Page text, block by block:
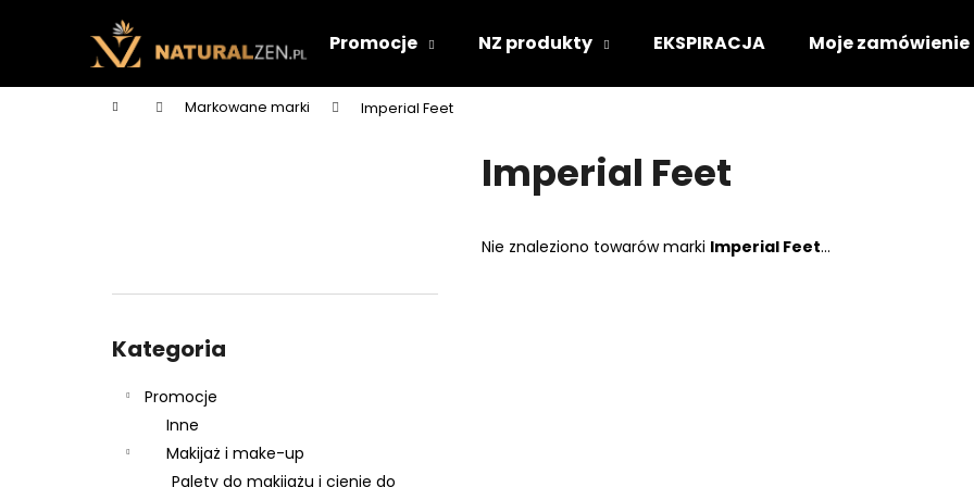
Promocje NZ produkty EKSPIRACJA Moje zamówienie
Home Markowane marki Imperial Feet
kategorie
Kategoria
Promocje
Inne
Makijaż i make-up
Palety do makijażu i cienie do
Imperial Feet
Nie znaleziono towarów marki Imperial Feet...
z
powrotem
powrotem